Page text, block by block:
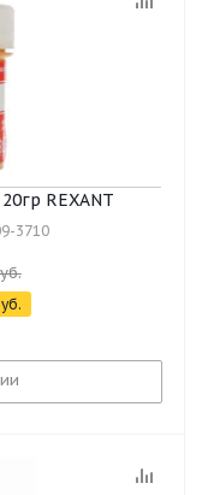
Канифоль сосновая марки А 20гр REXANT
3710